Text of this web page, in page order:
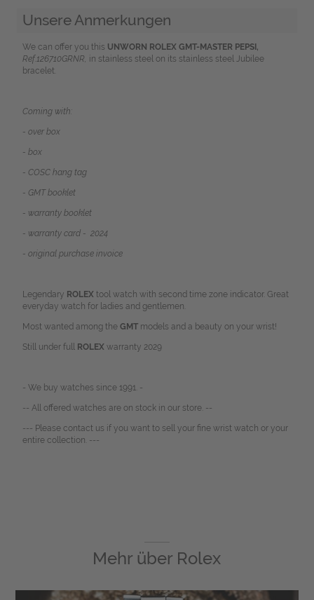
Unsere Anmerkungen
We can offer you this UNWORN ROLEX GMT-MASTER PEPSI,
Ref.126710GRNR, in stainless steel on its stainless steel Jubilee
bracelet.
Coming with:
- over box
- box
- COSC hang tag
- GMT booklet
- warranty booklet
- warranty card - 2024
- original purchase invoice
Legendary ROLEXtool watch with second time zone indicator. Great
everyday watch for ladies and gentlemen.
Most wanted among the GMTmodels and a beauty on your wrist!
Still under full ROLEXwarranty 2029
- We buy watches since 1991. -
-- All offered watches are on stock in our store. --
--- Please contact us if you want to sell your fine wrist watch or your
entire collection. ---
Mehr über Rolex